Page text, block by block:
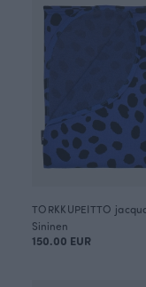
Sininen
150.00 EUR